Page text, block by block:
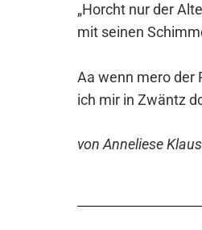
„Horcht nur der
mit seinen
Aa wenn mero der
ich mir in Zwäntz
von Anneliese Klaus